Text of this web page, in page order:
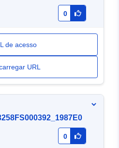
0
de acesso
URL
0